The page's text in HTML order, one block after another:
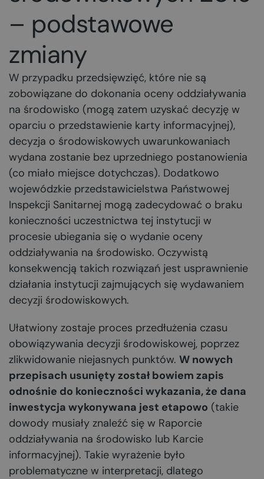
– podstawowe
zmiany
W przypadku przedsięwzięć, które nie są
zobowiązane do dokonania oceny oddziaływania
na środowisko (mogą zatem uzyskać decyzję w
oparciu o przedstawienie karty informacyjnej),
decyzja o środowiskowych uwarunkowaniach
wydana zostanie bez uprzedniego postanowienia
(co miało miejsce dotychczas). Dodatkowo
wojewódzkie przedstawicielstwa Państwowej
Inspekcji Sanitarnej mogą zadecydować o braku
konieczności uczestnictwa tej instytucji w
procesie ubiegania się o wydanie oceny
oddziaływania na środowisko. Oczywistą
konsekwencją takich rozwiązań jest usprawnienie
działania instytucji zajmujących się wydawaniem
decyzji środowiskowych.
Ułatwiony zostaje proces przedłużenia czasu
obowiązywania decyzji środowiskowej, poprzez
zlikwidowanie niejasnych punktów. W nowych
przepisach usunięty został bowiem zapis
odnośnie do konieczności wykazania, że dana
inwestycja wykonywana jest etapowo (takie
dowody musiały znaleźć się w Raporcie
oddziaływania na środowisko lub Karcie
informacyjnej). Takie wyrażenie było
problematyczne w interpretacji, dlatego